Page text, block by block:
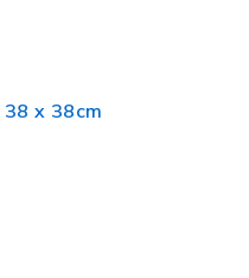
x 38cm